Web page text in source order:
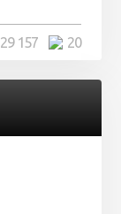
20
29 157